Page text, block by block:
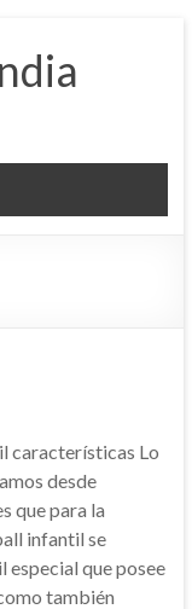
características Lo
desde
que para la
infantil se
especial que posee
también